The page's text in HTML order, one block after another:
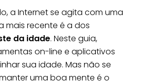
a Internet se agita com uma
mais recente é a dos
da idade. Neste guia,
on-line e aplicativos
sua idade. Mas não se
uma boa mente é o